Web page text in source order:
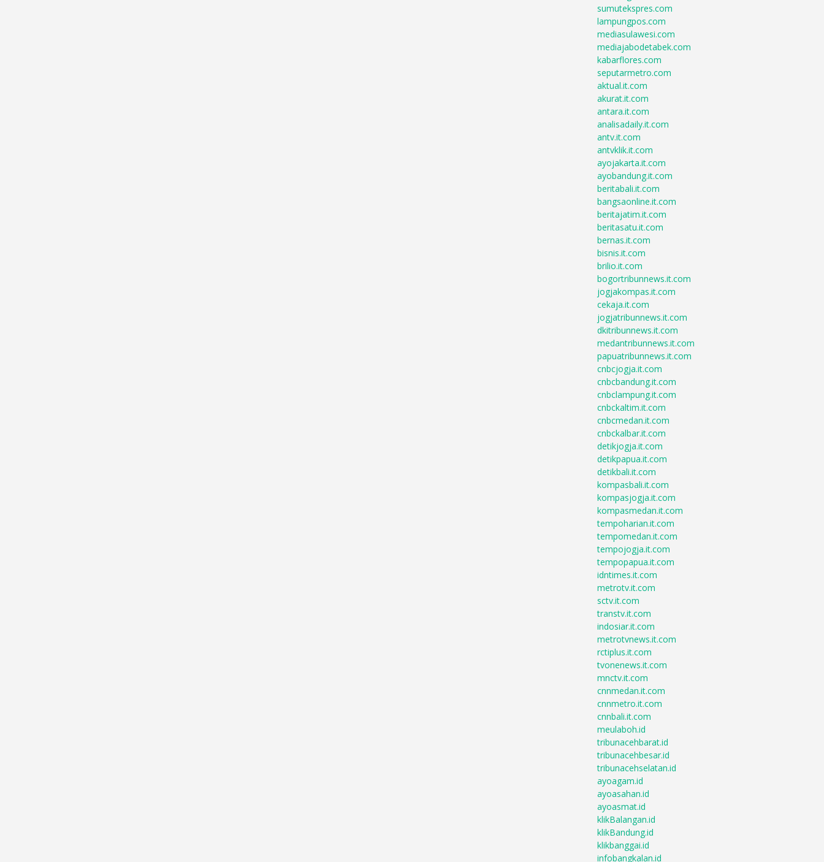
sumutekspres.com
lampungpos.com
mediasulawesi.com
mediajabodetabek.com
kabarflores.com
seputarmetro.com
aktual.it.com
akurat.it.com
antara.it.com
analisadaily.it.com
antv.it.com
antvklik.it.com
ayojakarta.it.com
ayobandung.it.com
beritabali.it.com
bangsaonline.it.com
beritajatim.it.com
beritasatu.it.com
bernas.it.com
bisnis.it.com
brilio.it.com
bogortribunnews.it.com
jogjakompas.it.com
cekaja.it.com
jogjatribunnews.it.com
dkitribunnews.it.com
medantribunnews.it.com
papuatribunnews.it.com
cnbcjogja.it.com
cnbcbandung.it.com
cnbclampung.it.com
cnbckaltim.it.com
cnbcmedan.it.com
cnbckalbar.it.com
detikjogja.it.com
detikpapua.it.com
detikbali.it.com
kompasbali.it.com
kompasjogja.it.com
kompasmedan.it.com
tempoharian.it.com
tempomedan.it.com
tempojogja.it.com
tempopapua.it.com
idntimes.it.com
metrotv.it.com
sctv.it.com
transtv.it.com
indosiar.it.com
metrotvnews.it.com
rctiplus.it.com
tvonenews.it.com
mnctv.it.com
cnnmedan.it.com
cnnmetro.it.com
cnnbali.it.com
meulaboh.id
tribunacehbarat.id
tribunacehbesar.id
tribunacehselatan.id
ayoagam.id
ayoasahan.id
ayoasmat.id
klikBalangan.id
klikBandung.id
klikbanggai.id
infobangkalan.id